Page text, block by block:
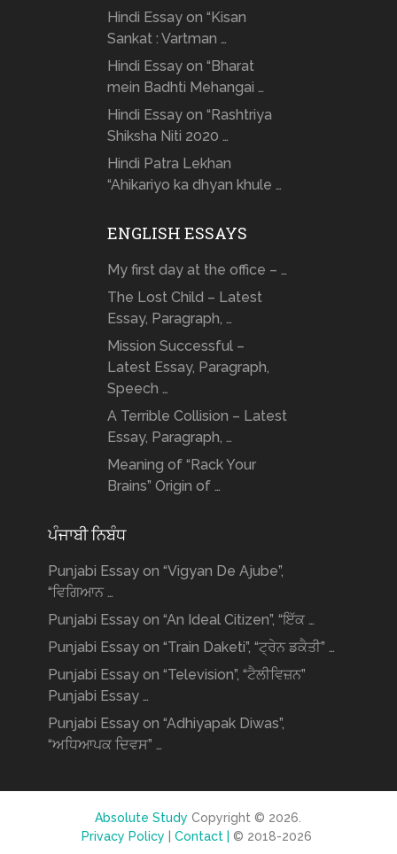
Hindi Essay on “Kisan
Sankat : Vartman …
Hindi Essay on “Bharat
mein Badhti Mehangai …
Hindi Essay on “Rashtriya
Shiksha Niti 2020 …
Hindi Patra Lekhan
“Ahikariyo ka dhyan khule …
ENGLISH ESSAYS
My first day at the office – …
The Lost Child – Latest
Essay, Paragraph, …
Mission Successful –
Latest Essay, Paragraph,
Speech …
A Terrible Collision – Latest
Essay, Paragraph, …
Meaning of “Rack Your
Brains” Origin of …
ਪੰਜਾਬੀ ਨਿਬੰਧ
Punjabi Essay on “Vigyan De Ajube”,
“ਵਿਗਿਆਨ …
Punjabi Essay on “An Ideal Citizen”, “ਇੱਕ …
Punjabi Essay on “Train Daketi”, “ਟ੍ਰੇਨ ਡਕੈਤੀ” …
Punjabi Essay on “Television”, “ਟੈਲੀਵਿਜ਼ਨ”
Punjabi Essay …
Punjabi Essay on “Adhiyapak Diwas”,
“ਅਧਿਆਪਕ ਦਿਵਸ” …
Absolute Study Copyright © 2026.
Privacy Policy
Contact | © 2018-2026